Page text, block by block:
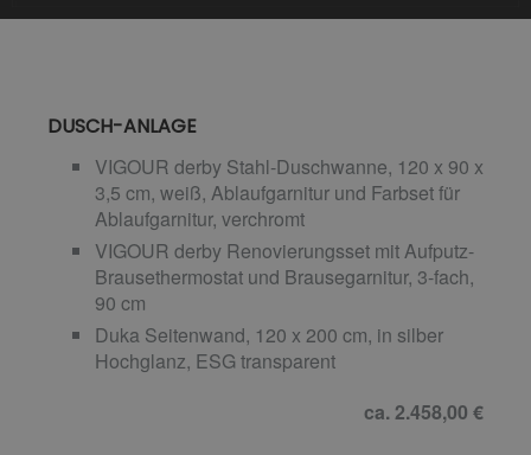
DUSCH-ANLAGE
VIGOUR derby Stahl-Duschwanne, 120 x 90 x
3,5 cm, weiß, Ablaufgarnitur und Farbset für
Ablaufgarnitur, verchromt
VIGOUR derby Renovierungsset mit Aufputz-
Brausethermostat und Brausegarnitur, 3-fach,
90 cm
Duka Seitenwand, 120 x 200 cm, in silber
Hochglanz, ESG transparent
ca. 2.458,00 €